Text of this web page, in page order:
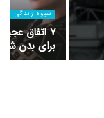
شیوه زندگی
۷ اتفاق
برای بدن